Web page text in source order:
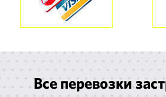
Все перевозки